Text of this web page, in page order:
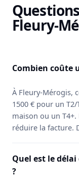
Fleury-
Combien coûte
À Fleury-Mérogis,
1500 € pour un
maison ou un
réduire la facture.
Quel est le
?